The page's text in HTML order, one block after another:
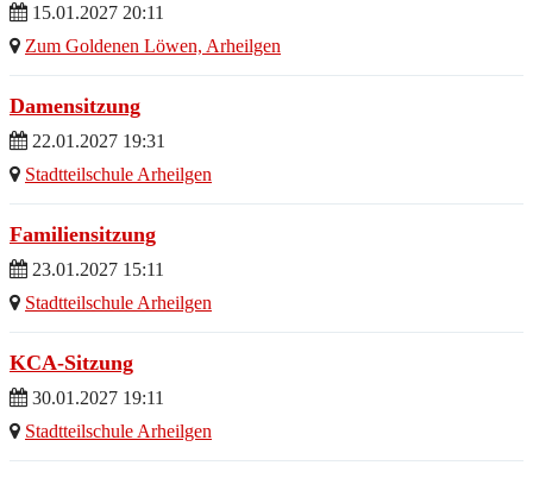
15.01.2027 20:11
Zum Goldenen Löwen, Arheilgen
Damensitzung
22.01.2027 19:31
Stadtteilschule Arheilgen
Familiensitzung
23.01.2027 15:11
Stadtteilschule Arheilgen
KCA-Sitzung
30.01.2027 19:11
Stadtteilschule Arheilgen